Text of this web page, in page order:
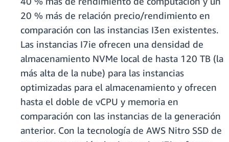
20 % más de relación precio/rendimiento en
comparación con las instancias I3en existentes.
Las instancias I7ie ofrecen una densidad de
almacenamiento NVMe local de hasta 120 TB (la
más alta de la nube) para las instancias
optimizadas para el almacenamiento y ofrecen
hasta el doble de vCPU y memoria en
comparación con las instancias de la generación
anterior. Con la tecnología de AWS Nitro SSD de